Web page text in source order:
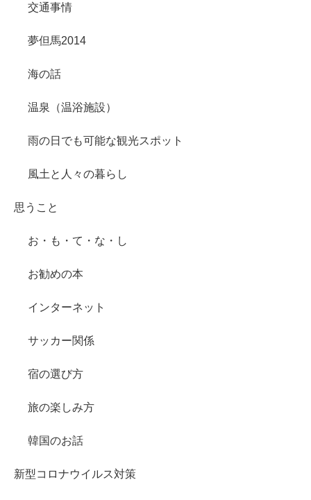
交通事情
夢但馬2014
海の話
温泉（温浴施設）
雨の日でも可能な観光スポット
風土と人々の暮らし
思うこと
お・も・て・な・し
お勧めの本
インターネット
サッカー関係
宿の選び方
旅の楽しみ方
韓国のお話
新型コロナウイルス対策